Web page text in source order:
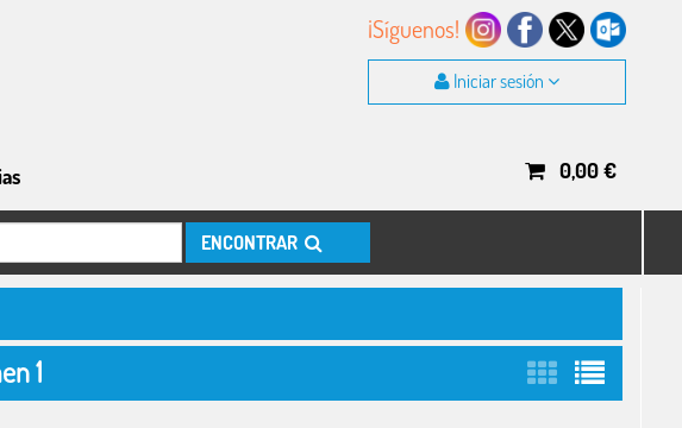
¡Síguenos!
Iniciar sesión
0,00€
ENCONTRAR
1